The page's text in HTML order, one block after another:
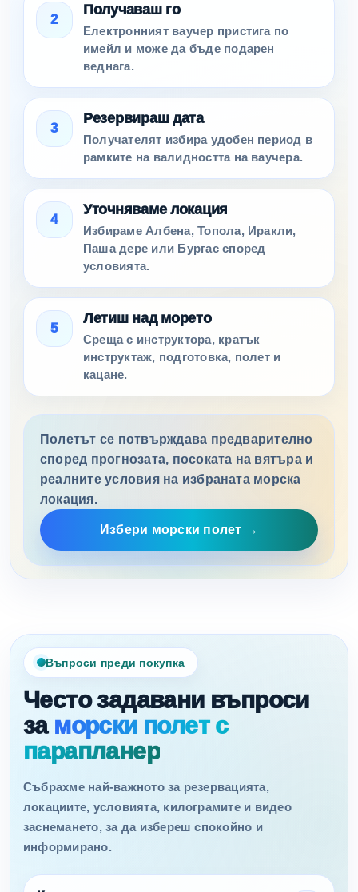
2
Получаваш го
Електронният ваучер пристига по
имейл и може да бъде подарен
веднага.
3
Резервираш дата
Получателят избира удобен период в
рамките на валидността на ваучера.
4
Уточняваме локация
Избираме Албена, Топола, Иракли,
Паша дере или Бургас според
условията.
5
Летиш над морето
Среща с инструктора, кратък
инструктаж, подготовка, полет и
кацане.
Полетът се потвърждава предварително
според прогнозата, посоката на вятъра и
реалните условия на избраната морска
локация.
Избери морски полет →
Въпроси преди покупка
Често задавани въпроси
за морски полет с
парапланер
Събрахме най-важното за резервацията,
локациите, условията, килограмите и видео
заснемането, за да избереш спокойно и
информирано.